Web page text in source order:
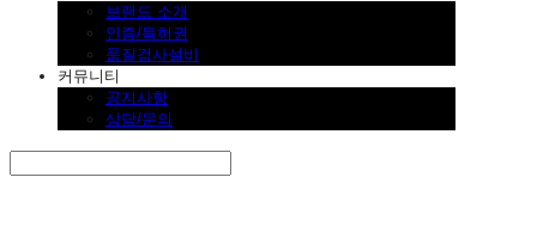
브랜드 소개
인증/특허권
품질검사설비
커뮤니티
공지사항
상담/문의